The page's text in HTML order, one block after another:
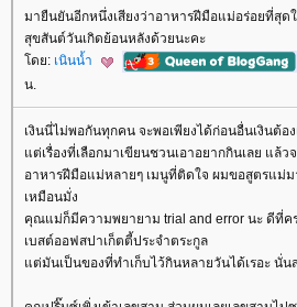
มายืนยันอีกหนึ่งเสียงว่าอาหารฝีมือแม่อร่อยที่สุด
สุขสันต์วันเกิดย้อนหลังด้วยนะคะ
ดย: เนินน้ำ
น.
เงินนี่ไม่พอกันทุกคน จะพอเพียงได้ก่อนอื่นเงินต้อ
ต่เรื่องที่เลือกมาเขียนชวนเอาอยากกินเลย
อาหารฝีมือแม่หลายๆ เมนูที่ติดใจ ผมขอสูตรแม่ม
เหมือนมั่ง
คุณแม่ก็มีความพยายาม trial and error นะ ดีที่ค
เบสต์ออฟสปาเก็ตตี้ประจำตระกูล
ต่มันเป็นของที่ทำเก็บไว้กินหลายวันได้เรอะ นั่น